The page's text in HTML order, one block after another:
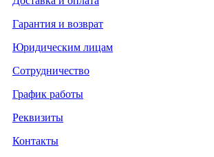
Гарантия и возврат
Юридическим лицам
Сотрудничество
График работы
Реквизиты
Контакты